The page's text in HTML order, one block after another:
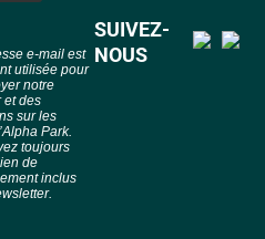
e-mail est
utilisée pour
notre
et des
sur les
Park.
toujours
de
inclus
SUIVEZ-
NOUS